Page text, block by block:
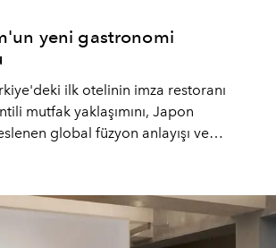
yeni gastronomi
ilk otelinin imza restoranı
mutfak yaklaşımını, Japon
global füzyon anlayışı ve